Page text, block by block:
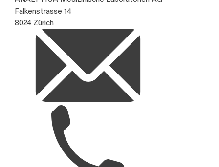
Falkenstrasse 14
8024 Zürich